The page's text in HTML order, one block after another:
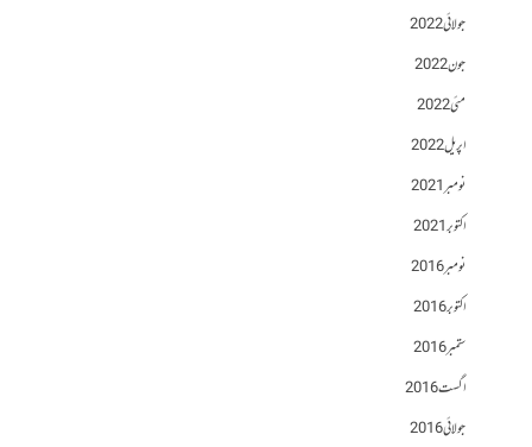
جولائی 2022
جون 2022
مئی 2022
اپریل 2022
نومبر 2021
اکتوبر 2021
نومبر 2016
اکتوبر 2016
ستمبر 2016
اگست 2016
جولائی 2016